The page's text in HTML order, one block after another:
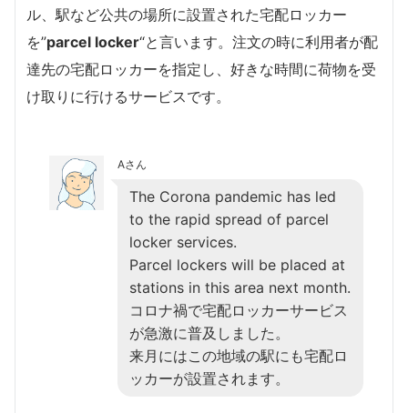
ル、駅など公共の場所に設置された宅配ロッカー
を”parcel locker“と言います。注文の時に利用者が配
達先の宅配ロッカーを指定し、好きな時間に荷物を受
け取りに行けるサービスです。
Aさん
The Corona pandemic has led
to the rapid spread of parcel
locker services.
Parcel lockers will be placed at
stations in this area next month.
コロナ禍で宅配ロッカーサービス
が急激に普及しました。
来月にはこの地域の駅にも宅配ロ
ッカーが設置されます。